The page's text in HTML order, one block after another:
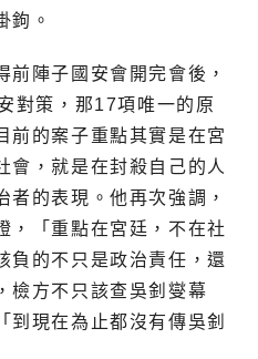
鉤。
陣子國安會開完會後，
對策，那17項唯一的原
前的案子重點其實是在宮
會，就是在封殺自己的人
者的表現。他再次強調，
，「重點在宮廷，不在社
負的不只是政治責任，還
檢方不只該查吳釗燮幕
到現在為止都沒有傳吳釗